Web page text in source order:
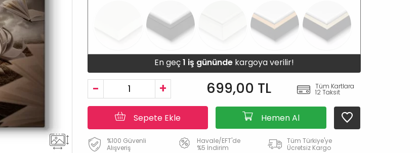
En geç1 iş gününde kargoya verilir!
- + 699,00 TL Tüm Kartlara
12 Taksit
Sepete Ekle Hemen Al
%100 Güvenli
Alışveriş
Havale/EFT'de
%5 İndirim
Tüm Türkiye'ye
Ücretsiz Kargo